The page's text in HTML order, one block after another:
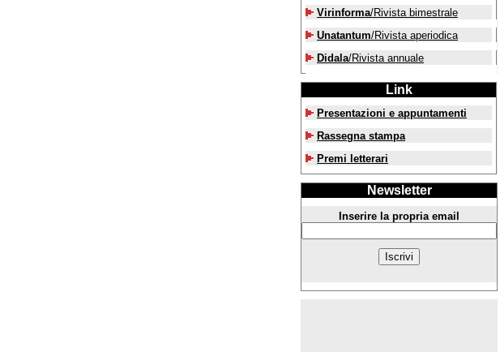
Virinforma/Rivista bimestrale
Unatantum/Rivista aperiodica
Didala/Rivista annuale
Link
Presentazioni e appuntamenti
Rassegna stampa
Premi letterari
Newsletter
Inserire la propria email